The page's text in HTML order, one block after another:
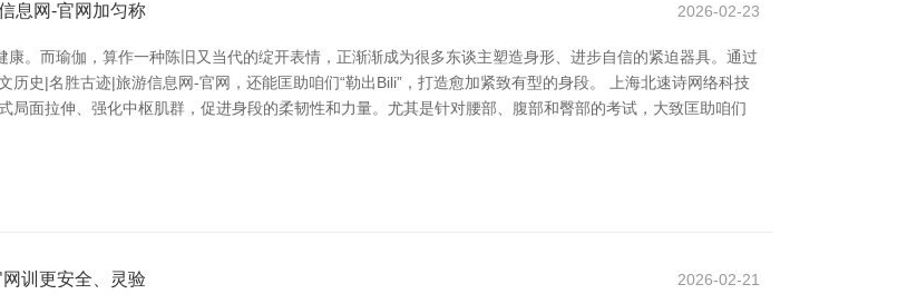
息网-官网加匀称 2026-02-23
。而瑜伽，算作一种陈旧又当代的绽开表情，正渐渐成为很多东谈主塑造身形、进步自信的紧迫器具。通过
史|名胜古迹|旅游信息网-官网，还能匡助咱们“勒出Bili”，打造愈加紧致有型的身段。 上海北速诗网络科技
面拉伸、强化中枢肌群，促进身段的柔韧性和力量。尤其是针对腰部、腹部和臀部的考试，大致匡助咱们
训更安全、灵验 2026-02-21